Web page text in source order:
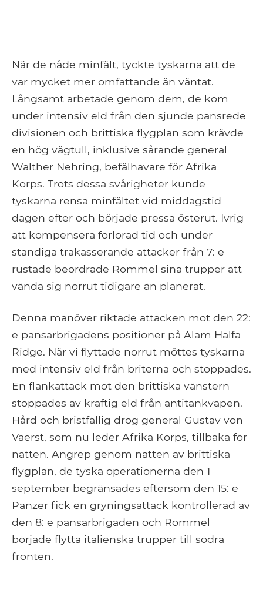
När de nåde minfält, tyckte tyskarna att de
var mycket mer omfattande än väntat.
Långsamt arbetade genom dem, de kom
under intensiv eld från den sjunde pansrede
divisionen och brittiska flygplan som krävde
en hög vägtull, inklusive sårande general
Walther Nehring, befälhavare för Afrika
Korps. Trots dessa svårigheter kunde
tyskarna rensa minfältet vid middagstid
dagen efter och började pressa österut. Ivrig
att kompensera förlorad tid och under
ständiga trakasserande attacker från 7: e
rustade beordrade Rommel sina trupper att
vända sig norrut tidigare än planerat.
Denna manöver riktade attacken mot den 22:
e pansarbrigadens positioner på Alam Halfa
Ridge. När vi flyttade norrut möttes tyskarna
med intensiv eld från briterna och stoppades.
En flankattack mot den brittiska vänstern
stoppades av kraftig eld från antitankvapen.
Hård och bristfällig drog general Gustav von
Vaerst, som nu leder Afrika Korps, tillbaka för
natten. Angrep genom natten av brittiska
flygplan, de tyska operationerna den 1
september begränsades eftersom den 15: e
Panzer fick en gryningsattack kontrollerad av
den 8: e pansarbrigaden och Rommel
började flytta italienska trupper till södra
fronten.